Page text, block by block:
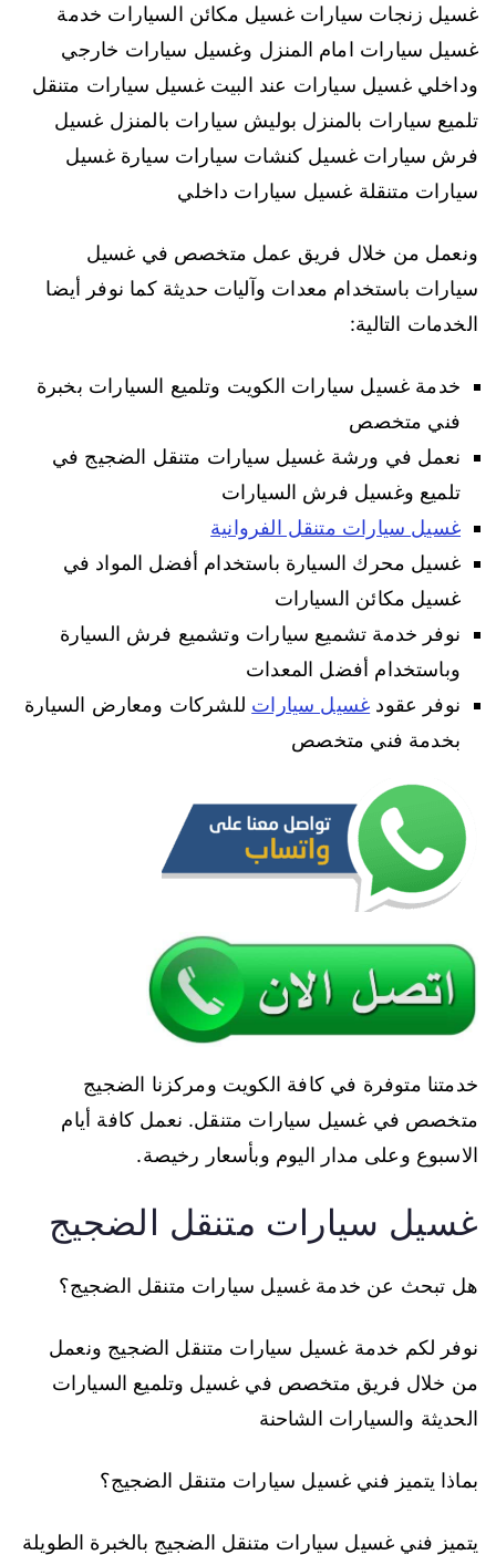
غسيل زنجات سيارات غسيل مكائن السيارات خدمة
غسيل سيارات امام المنزل وغسيل سيارات خارجي
وداخلي غسيل سيارات عند البيت غسيل سيارات متنقل
تلميع سيارات بالمنزل بوليش سيارات بالمنزل غسيل
فرش سيارات غسيل كنشات سيارات سيارة غسيل
سيارات متنقلة غسيل سيارات داخلي
ونعمل من خلال فريق عمل متخصص في غسيل
سيارات باستخدام معدات وآليات حديثة كما نوفر أيضا
الخدمات التالية:
خدمة غسيل سيارات الكويت وتلميع السيارات بخبرة
فني متخصص
نعمل في ورشة غسيل سيارات متنقل الضجيج في
تلميع وغسيل فرش السيارات
غسيل سيارات متنقل الفروانية
غسيل محرك السيارة باستخدام أفضل المواد في
غسيل مكائن السيارات
نوفر خدمة تشميع سيارات وتشميع فرش السيارة
وباستخدام أفضل المعدات
نوفر عقود غسيل سيارات للشركات ومعارض السيارة
بخدمة فني متخصص
خدمتنا متوفرة في كافة الكويت ومركزنا الضجيج
متخصص في غسيل سيارات متنقل. نعمل كافة أيام
الاسبوع وعلى مدار اليوم وبأسعار رخيصة.
غسيل سيارات متنقل الضجيج
هل تبحث عن خدمة غسيل سيارات متنقل الضجيج؟
نوفر لكم خدمة غسيل سيارات متنقل الضجيج ونعمل
من خلال فريق متخصص في غسيل وتلميع السيارات
الحديثة والسيارات الشاحنة
بماذا يتميز فني غسيل سيارات متنقل الضجيج؟
يتميز فني غسيل سيارات متنقل الضجيج بالخبرة الطويلة